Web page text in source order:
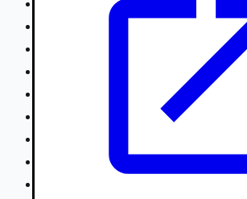
Nákladné vozidlá nad 7,5t
Vodné/Snežné skútre, štvorkolky
Poľnohospodárske vozidlá / stroje